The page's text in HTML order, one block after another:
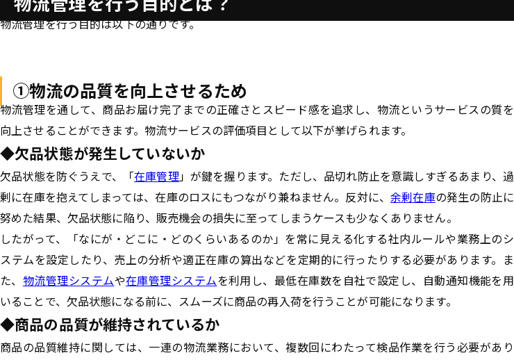
物流管理を行う目的は以下の通りです。
①物流の品質を向上させるため
物流管理を通して、商品お届け完了までの正確さ と スピード感を追求し、物流というサービスの質を
向上させることができます。物流サービスの評価項目として以下が挙げられます。
◆欠品状態が発生していないか
欠品状態を防ぐうえで、「在庫管理」が鍵を握ります。ただし、品切れ防止を意識しすぎるあまり、過
剰に在庫を抱えてしまっては、在庫のロスにもつながり兼ねません。反対に、余剰在庫の発生の防止に
努めた結果、欠品状態に陥り、販売機会の損失に至ってしまうケースも少なくありません。
したがって、「なにが・どこに・どのくらいあるのか」を常に見える化する社内ルールや業務上のシ
ステムを設定したり、売上の分析や適正在庫の算出などを定期的に行ったりする必要があります。ま
た、 物流管理システムや在庫管理システムを利用し、最低在庫数を自社で設定し、自動通知機能を用
いることで、欠品状態になる前に、スムーズに商品の再入荷を行うことが可能になります。
◆商品の品質が維持されているか
商品の品質維持に関しては、一連の物流業務において、複数回にわたって検品作業を行う必要があり